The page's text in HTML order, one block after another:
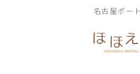
名古屋ポー